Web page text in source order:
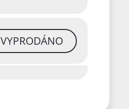
VYPRODÁNO